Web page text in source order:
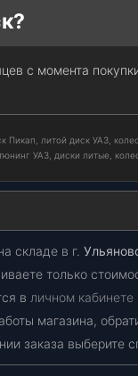
с момента
литой диск УАЗ,
УАЗ, диски литые,
складе в г.
только
в личном кабинете
магазина,
заказа выберите